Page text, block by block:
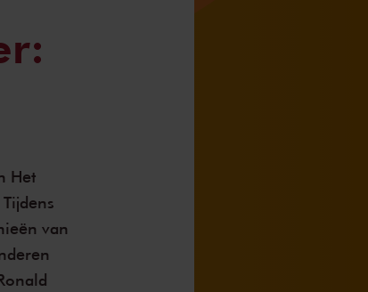
Het
van